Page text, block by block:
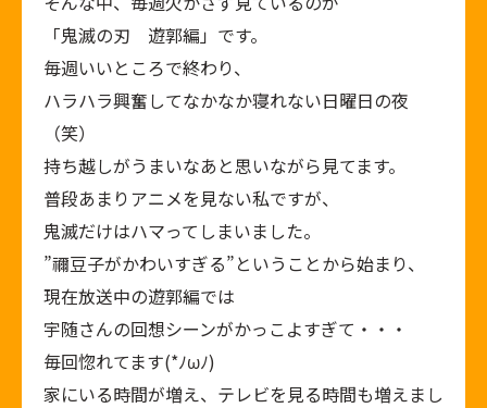
「鬼滅の刃 遊郭編」です。
毎週いいところで終わり、
ハラハラ興奮してなかなか寝れない日曜日の夜
（笑）
持ち越しがうまいなあと思いながら見てます。
普段あまりアニメを見ない私ですが、
鬼滅だけはハマってしまいました。
”禰豆子がかわいすぎる”ということから始まり、
現在放送中の遊郭編では
宇随さんの回想シーンがかっこよすぎて・・・
毎回惚れてます(*ﾉωﾉ)
家にいる時間が増え、テレビを見る時間も増えまし